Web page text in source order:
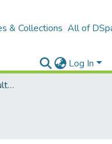
& Collections All of
Log In
B4 – LU fakultātes / Faculties of the UL